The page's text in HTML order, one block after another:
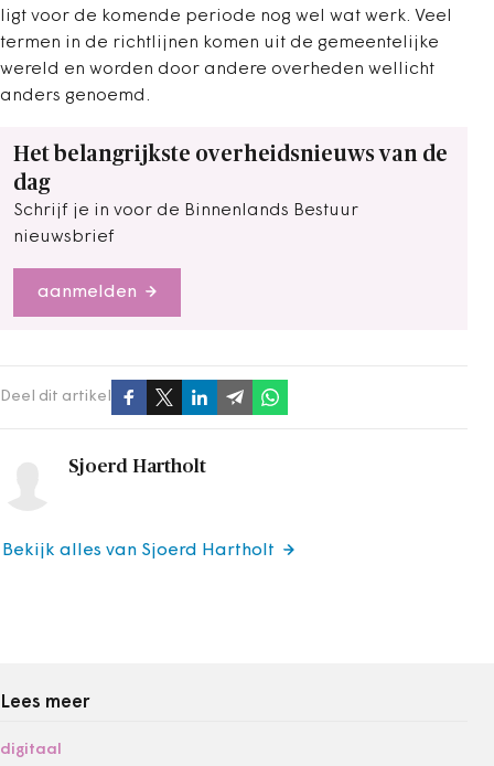
ligt voor de komende periode nog wel wat werk. Veel
termen in de richtlijnen komen uit de gemeentelijke
wereld en worden door andere overheden wellicht
anders genoemd.
Het belangrijkste overheidsnieuws van de
dag
Schrijf je in voor de Binnenlands Bestuur
nieuwsbrief
aanmelden
Deel dit artikel
Sjoerd Hartholt
Bekijk alles van Sjoerd Hartholt
Lees meer
digitaal